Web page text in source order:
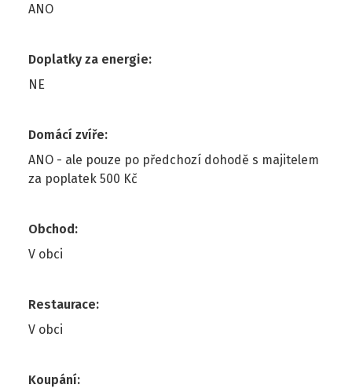
ANO
Doplatky za energie:
NE
Domácí zvíře:
ANO - ale pouze po předchozí dohodě s majitelem
za poplatek 500 Kč
Obchod:
V obci
Restaurace:
V obci
Koupání: